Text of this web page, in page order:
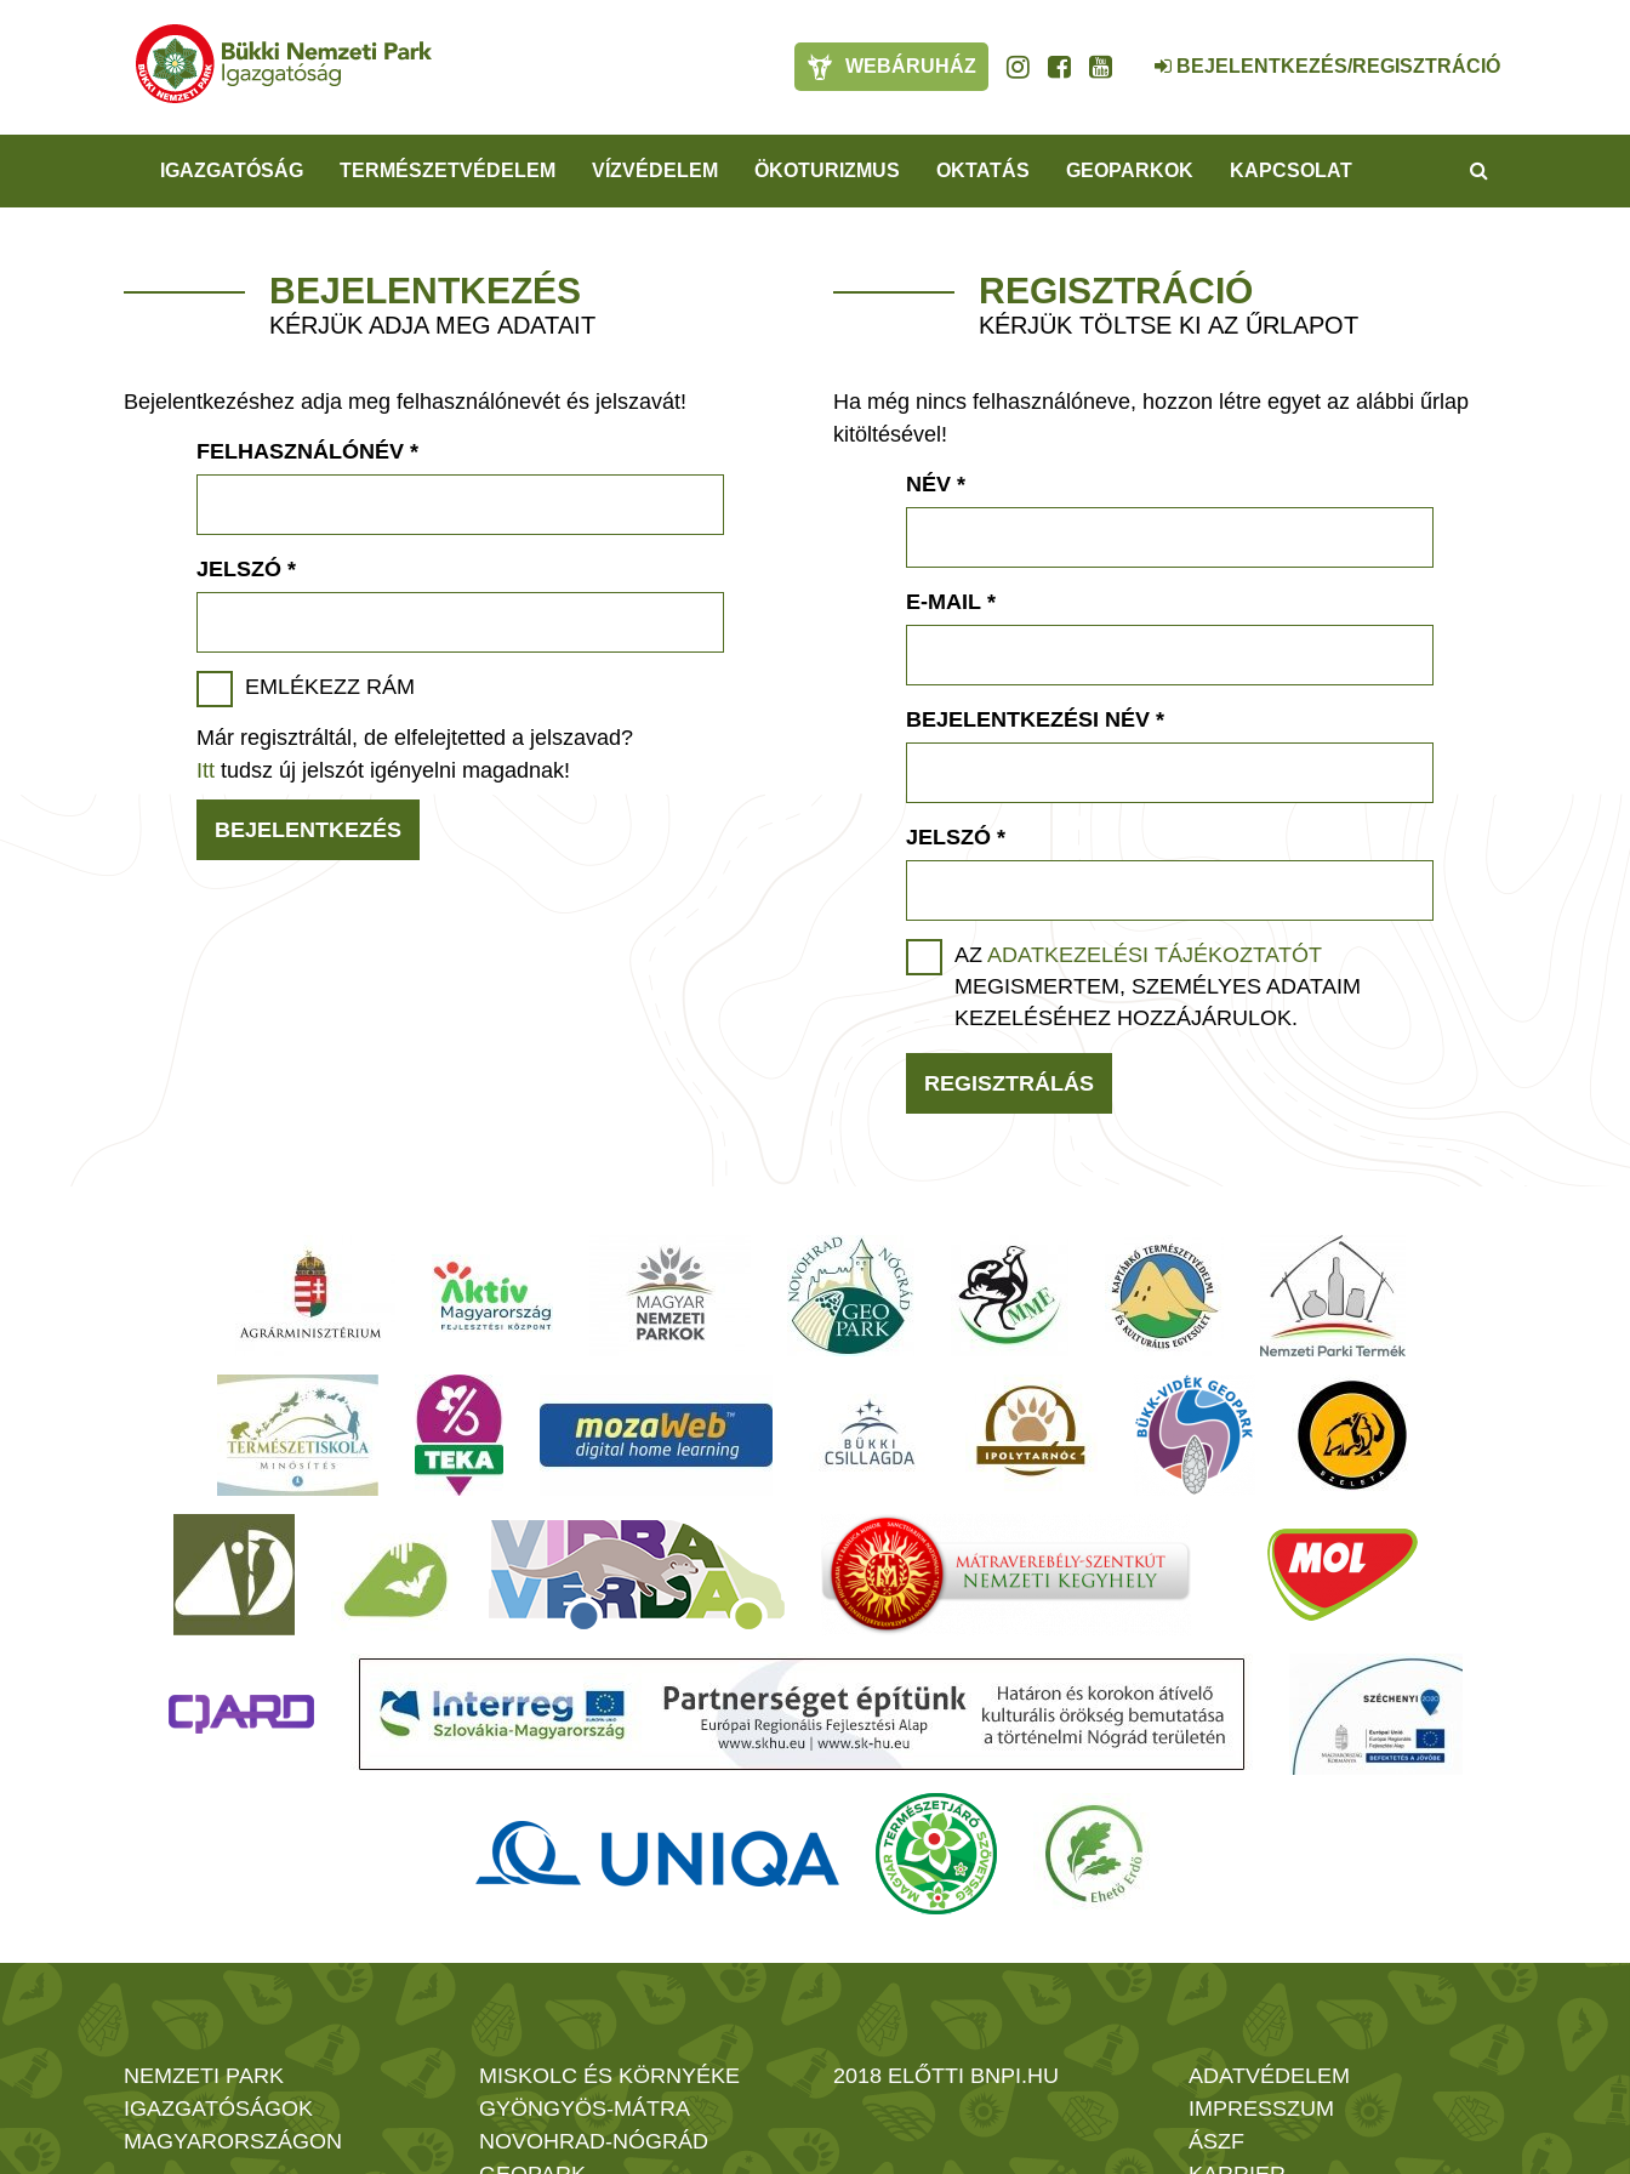
WEBÁRUHÁZ BEJELENTKEZÉS/REGISZTRÁCIÓ
IGAZGATÓSÁG TERMÉSZETVÉDELEM VÍZVÉDELEM ÖKOTURIZMUS OKTATÁS GEOPARKOK KAPCSOLAT
BEJELENTKEZÉS
KÉRJÜK ADJA MEG ADATAIT
Bejelentkezéshez adja meg felhasználónevét és jelszavát!
FELHASZNÁLÓNÉV *
JELSZÓ *
EMLÉKEZZ RÁM
Már regisztráltál, de elfelejtetted a jelszavad?
Itt tudsz új jelszót igényelni magadnak!
BEJELENTKEZÉS
REGISZTRÁCIÓ
KÉRJÜK TÖLTSE KI AZ ŰRLAPOT
Ha még nincs felhasználóneve, hozzon létre egyet az alábbi űrlap
kitöltésével!
NÉV *
E-MAIL *
BEJELENTKEZÉSI NÉV *
JELSZÓ *
AZ ADATKEZELÉSI TÁJÉKOZTATÓT
MEGISMERTEM, SZEMÉLYES ADATAIM
KEZELÉSÉHEZ HOZZÁJÁRULOK.
REGISZTRÁLÁS
NEMZETI PARK
IGAZGATÓSÁGOK
MAGYARORSZÁGON
MISKOLC ÉS KÖRNYÉKE
GYÖNGYÖS-MÁTRA
NOVOHRAD-NÓGRÁD
2018 ELŐTTI BNPI.HU
ADATVÉDELEM
IMPRESSZUM
ÁSZF